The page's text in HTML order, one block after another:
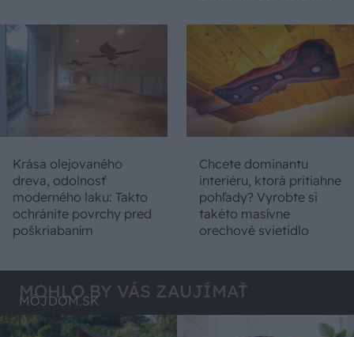
Krása olejovaného
dreva, odolnosť
moderného laku: Takto
ochránite povrchy pred
poškriabaním
Chcete dominantu
interiéru, ktorá pritiahne
pohľady? Vyrobte si
takéto masívne
orechové svietidlo
MOHLO BY VÁS ZAUJÍMAŤ
MÔJDOM.SK